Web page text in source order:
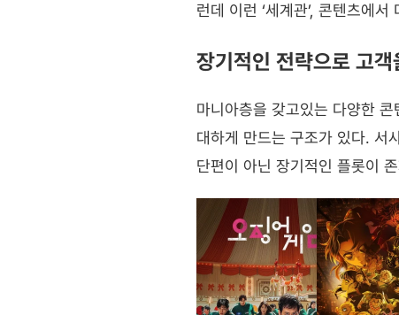
런데 이런 ‘세계관’, 콘텐츠에
장기적인 전략으로 고
마니아층을 갖고있는 다양한
대하게 만드는 구조가 있다. 서
단편이 아닌 장기적인 플롯이